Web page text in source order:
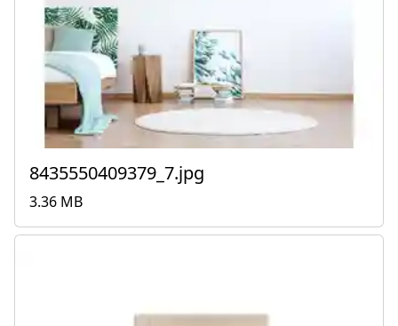
8435550409379_7.jpg
3.36 MB